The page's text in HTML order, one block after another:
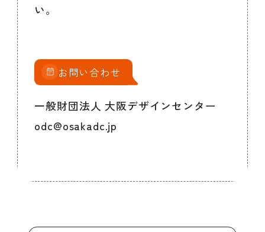
い。
お問い合わせ
一般財団法人 大阪デザインセンター
odc@osakadc.jp